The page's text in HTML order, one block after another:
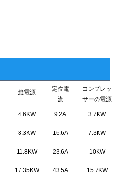
総電源
定位電
流
コンプレッ
サーの電源
4.6KW 9.2A 3.7KW
8.3KW 16.6A 7.3KW
11.8KW 23.6A 10KW
17.35KW 43.5A 15.7KW